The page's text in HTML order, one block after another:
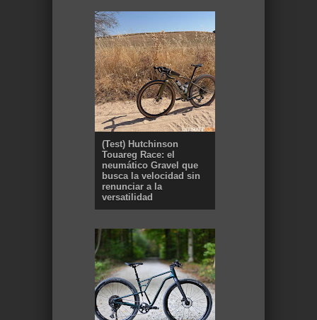
(Test) Hutchinson
Touareg Race: el
neumático Gravel que
busca la velocidad sin
renunciar a la
versatilidad